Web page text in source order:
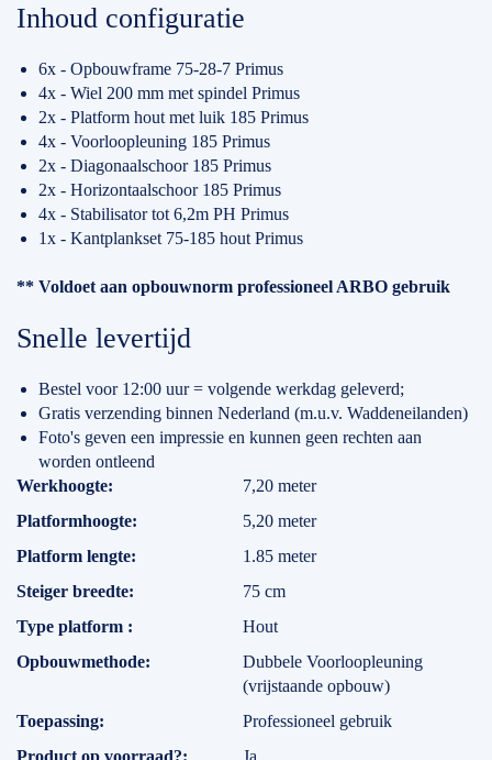
Inhoud configuratie
6x - Opbouwframe 75-28-7 Primus
4x - Wiel 200 mm met spindel Primus
2x - Platform hout met luik 185 Primus
4x - Voorloopleuning 185 Primus
2x - Diagonaalschoor 185 Primus
2x - Horizontaalschoor 185 Primus
4x - Stabilisator tot 6,2m PH Primus
1x - Kantplankset 75-185 hout Primus
** Voldoet aan opbouwnorm professioneel ARBO gebruik
Snelle levertijd
Bestel voor 12:00 uur = volgende werkdag geleverd;
Gratis verzending binnen Nederland (m.u.v. Waddeneilanden)
Foto's geven een impressie en kunnen geen rechten aan
worden ontleend
Specificaties
Werkhoogte
7,20 meter
Platformhoogte
5,20 meter
Platform lengte
1.85 meter
Steiger breedte
75 cm
Type platform
Hout
Opbouwmethode
Dubbele Voorloopleuning
(vrijstaande opbouw)
Toepassing
Professioneel gebruik